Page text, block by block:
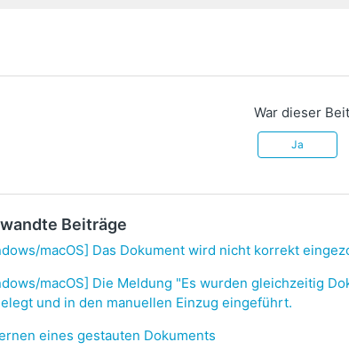
War dieser
Ja
Beiträge
macOS] Das Dokument wird nicht korrekt
macOS] Die Meldung "Es wurden gleichzeitig
und in den manuellen Einzug eingeführt.
eines gestauten Dokuments